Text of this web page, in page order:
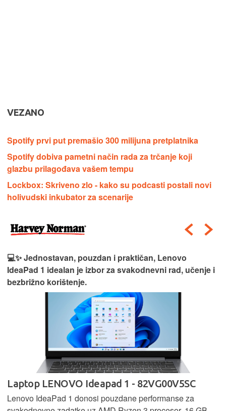
VEZANO
Spotify prvi put premašio 300 milijuna pretplatnika
Spotify dobiva pametni način rada za trčanje koji
glazbu prilagođava vašem tempu
Lockbox: Skriveno zlo - kako su podcasti postali novi
holivudski inkubator za scenarije
💻✨ Jednostavan, pouzdan i praktičan, Lenovo
IdeaPad 1 idealan je izbor za svakodnevni rad, učenje i
bezbrižno korištenje.
Laptop LENOVO Ideapad 1 - 82VG00V5SC
Lenovo IdeaPad 1 donosi pouzdane performanse za